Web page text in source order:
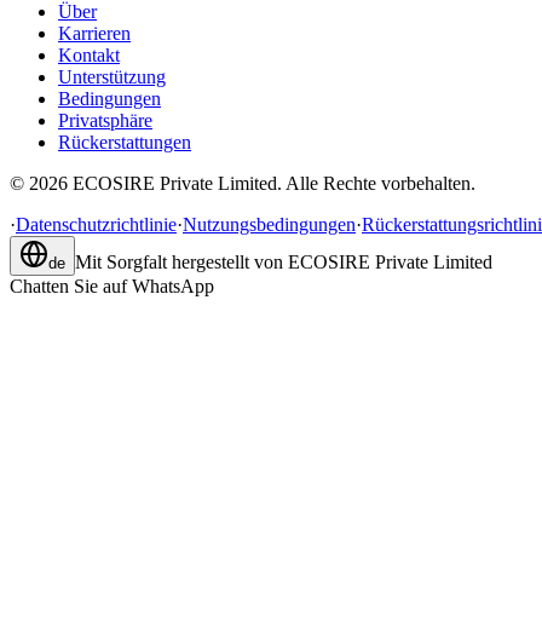
Über
Karrieren
Kontakt
Unterstützung
Bedingungen
Privatsphäre
Rückerstattungen
© 2026 ECOSIRE Private Limited. Alle Rechte vorbehalten.
·Datenschutzrichtlinie·Nutzungsbedingungen·
de Mit Sorgfalt hergestellt von ECOSIRE Private Limited
Chatten Sie auf WhatsApp